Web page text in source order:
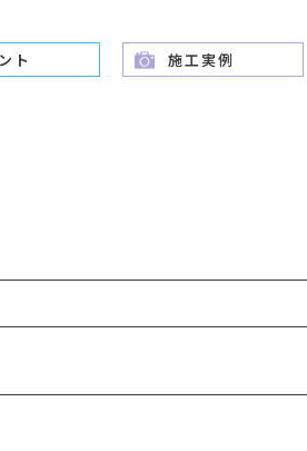
ト 施工実例